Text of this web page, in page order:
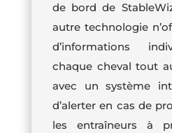
de bord de
autre technologie
d’informations
chaque cheval tout
avec un système
d’alerter en cas de
les entraîneurs à